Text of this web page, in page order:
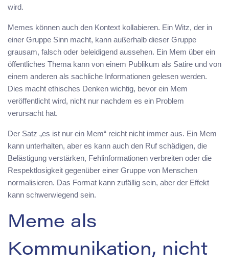
wird.
Memes können auch den Kontext kollabieren. Ein Witz, der in
einer Gruppe Sinn macht, kann außerhalb dieser Gruppe
grausam, falsch oder beleidigend aussehen. Ein Mem über ein
öffentliches Thema kann von einem Publikum als Satire und von
einem anderen als sachliche Informationen gelesen werden.
Dies macht ethisches Denken wichtig, bevor ein Mem
veröffentlicht wird, nicht nur nachdem es ein Problem
verursacht hat.
Der Satz „es ist nur ein Mem“ reicht nicht immer aus. Ein Mem
kann unterhalten, aber es kann auch den Ruf schädigen, die
Belästigung verstärken, Fehlinformationen verbreiten oder die
Respektlosigkeit gegenüber einer Gruppe von Menschen
normalisieren. Das Format kann zufällig sein, aber der Effekt
kann schwerwiegend sein.
Meme als
Kommunikation, nicht